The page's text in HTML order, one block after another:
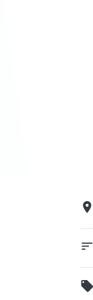
place
sort
local_offer